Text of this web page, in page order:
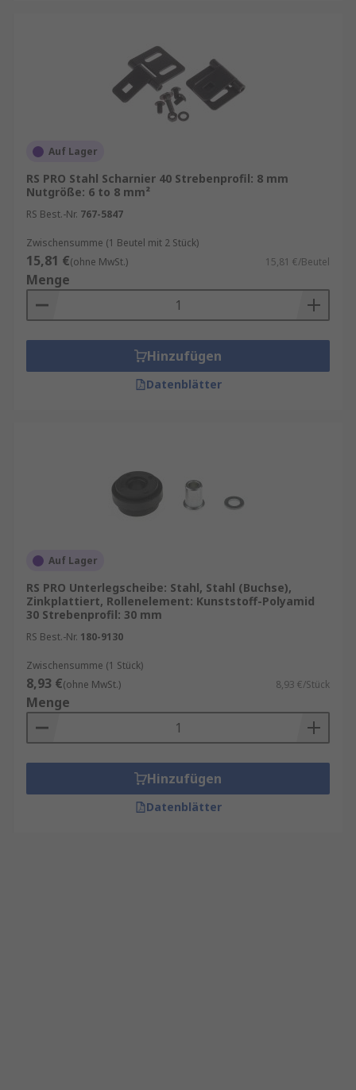
Auf Lager
RS PRO Stahl Scharnier 40 Strebenprofil: 8 mm
Nutgröße: 6 to 8 mm²
RS Best.-Nr. 767-5847
Zwischensumme (1 Beutel mit 2 Stück)
15,81 €(ohne MwSt.) 15,81 €/Beutel
Menge
Hinzufügen
Datenblätter
Auf Lager
RS PRO Unterlegscheibe: Stahl, Stahl (Buchse),
Zinkplattiert, Rollenelement: Kunststoff-Polyamid
30 Strebenprofil: 30 mm
RS Best.-Nr. 180-9130
Zwischensumme (1 Stück)
8,93 €(ohne MwSt.) 8,93 €/Stück
Menge
Hinzufügen
Datenblätter